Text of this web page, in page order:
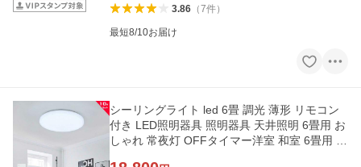
3.86（7件）
最短8/10お届け
シーリングライト led 6畳 調光 薄形 リモコン
付き LED照明器具 照明器具 天井照明 6畳用 お
しゃれ 常夜灯 OFFタイマー洋室 和室 6畳用 工